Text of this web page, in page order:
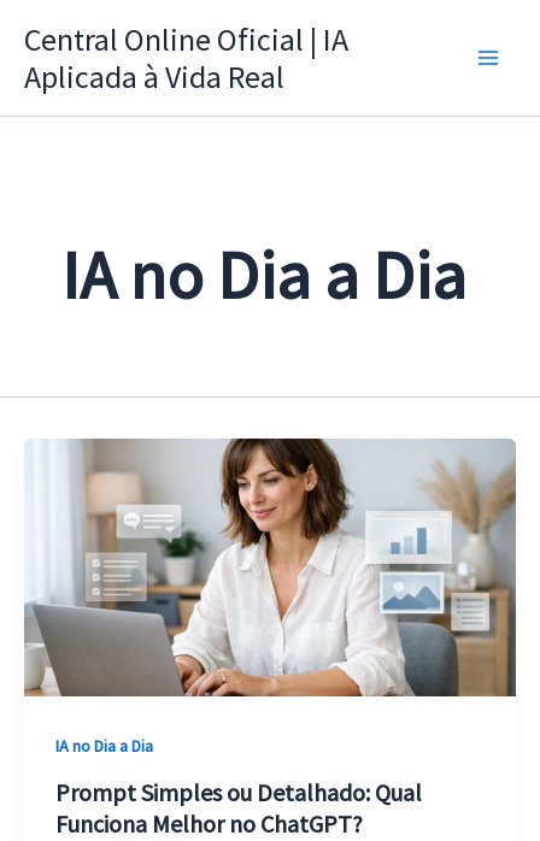
para
conteúdo
Central Online Oficial | IA
Aplicada à Vida Real
IA no Dia a Dia
IA no Dia a Dia
Prompt Simples ou Detalhado: Qual
Funciona Melhor no ChatGPT?